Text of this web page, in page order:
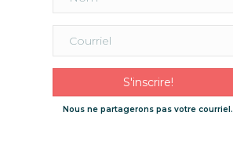
S'inscrire!
Nous ne partagerons pas votre courriel.